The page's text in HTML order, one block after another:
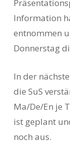
Information
entnommen
Donnerstag
In der
die SuS
Ma/De/En je
ist geplant
noch aus.